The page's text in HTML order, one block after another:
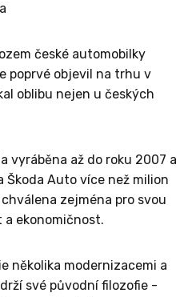
české automobilky
poprvé objevil na trhu v
oblibu nejen u českých
vyráběna až do roku 2007 a
Škoda Auto více než milion
zejména pro svou
ekonomičnost.
několika modernizacemi a
své původní filozofie -